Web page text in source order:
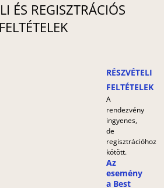
ÉS REGISZTRÁCIÓS
FELTÉTELEK
RÉSZVÉTELI
FELTÉTELEK
A
rendezvény
ingyenes,
de
regisztrációhoz
kötött.
Az
esemény
a Best